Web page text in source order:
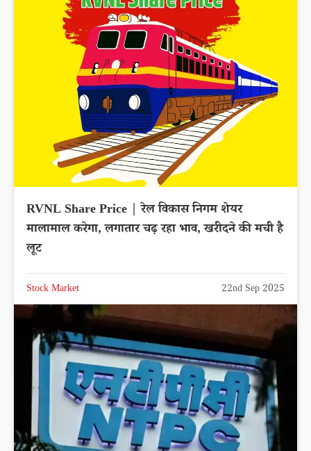
RVNL Share Price | रेल विकास निगम शेयर
मालामाल करेगा, लगातार चढ़ रहा भाव, खरीदने की मची है
लूट
Stock Market 22nd Sep 2025